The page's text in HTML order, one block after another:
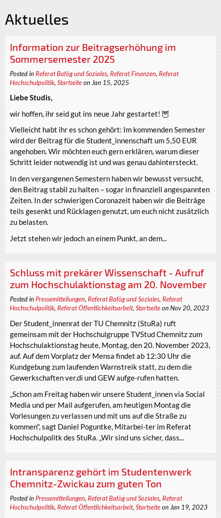
Aktuelles
Information zur Beitragserhöhung im
Sommersemester 2025
Posted in Referat Bafög und Soziales, Referat Finanzen, Referat
Hochschulpolitik, Startseiteon Jan 15, 2025
Liebe Studis,
wir hoffen, ihr seid gut ins neue Jahr gestartet! 🦉
Vielleicht habt ihr es schon gehört: Im kommenden Semester
wird der Beitrag für die Student_innenschaft um 5,50 EUR
angehoben. Wir möchten euch gern erklären, warum dieser
Schritt leider notwendig ist und was genau dahintersteckt.
In den vergangenen Semestern haben wir bewusst versucht,
den Beitrag stabil zu halten – sogar in finanziell angespannten
Zeiten. In der schwierigen Coronazeit haben wir die Beiträge
teils gesenkt und Rücklagen genutzt, um euch nicht zusätzlich
zu belasten.
Jetzt stehen wir jedoch an einem Punkt, an dem...
Schluss mit prekärer Wissenschaft - Aufruf
zum Hochschulaktionstag am 20. November
Posted inPressemitteilungen, Referat Bafög und Soziales, Referat
Hochschulpolitik, Referat Öffentlichkeitsarbeit, Startseiteon Nov 20, 2023
Der Student_innenrat der TU Chemnitz (StuRa) ruft
gemeinsam mit der Hochschulgruppe TVStud Chemnitz zum
Hochschulaktionstag heute, Montag, den 20. November 2023,
auf. Auf dem Vorplatz der Mensa findet ab 12:30 Uhr die
Kundgebung zum laufenden Warnstreik statt, zu dem die
Gewerkschaften ver.di und GEW aufge-rufen hatten.
„Schon am Freitag haben wir unsere Student_innen via Social
Media und per Mail aufgerufen, am heutigen Montag die
Vorlesungen zu verlassen und mit uns auf die Straße zu
kommen", sagt Daniel Poguntke, Mitarbei-ter im Referat
Hochschulpolitk des StuRa. „Wir sind uns sicher, dass...
Intransparenz gehört im Studentenwerk
Chemnitz-Zwickau zum guten Ton
Posted inPressemitteilungen, Referat Bafög und Soziales, Referat
Hochschulpolitik, Referat Öffentlichkeitsarbeit, Startseiteon Jan 19, 2023